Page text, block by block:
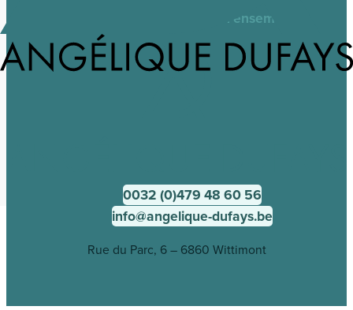
Besoin d'aide ? Discutons-en ensemble !
0032 (0)479 48 60 56
info@angelique-dufays.be
Rue du Parc, 6 – 6860 Wittimont